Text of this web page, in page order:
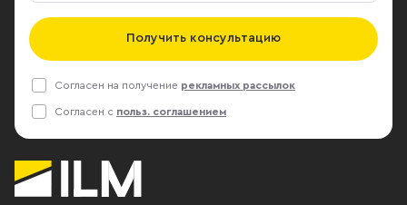
Получить консультацию
Согласен на получение рекламных рассылок
Согласен с польз. соглашением